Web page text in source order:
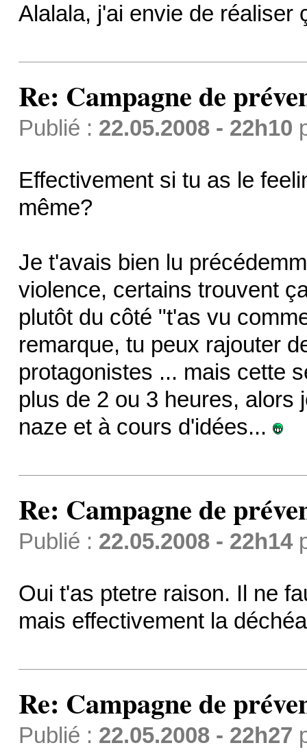
Alalala, j'ai envie de réaliser
Re: Campagne de
Publié : 22.05.2008 - 22h10
Effectivement si tu as le
même?
Je t'avais bien lu
violence, certains trouvent
plutôt du côté "t'as vu
remarque, tu peux rajouter
protagonistes ... mais cette
plus de 2 ou 3 heures, alors
naze et à cours d'idées...
Re: Campagne de
Publié : 22.05.2008 - 22h14
Oui t'as ptetre raison. Il ne
mais effectivement la
Re: Campagne de
Publié : 22.05.2008 - 22h27